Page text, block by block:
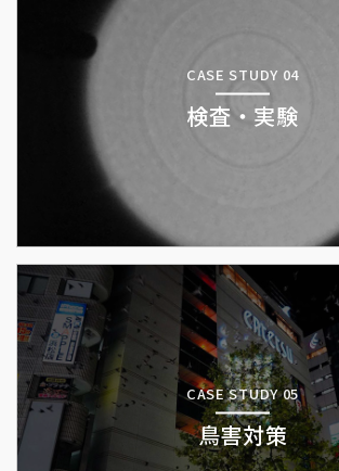
CASE STUDY 04
検査・実験
CASE STUDY 05
鳥害対策